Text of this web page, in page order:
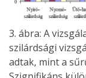
3. ábra: A
szilárdsági
adtak, mint a